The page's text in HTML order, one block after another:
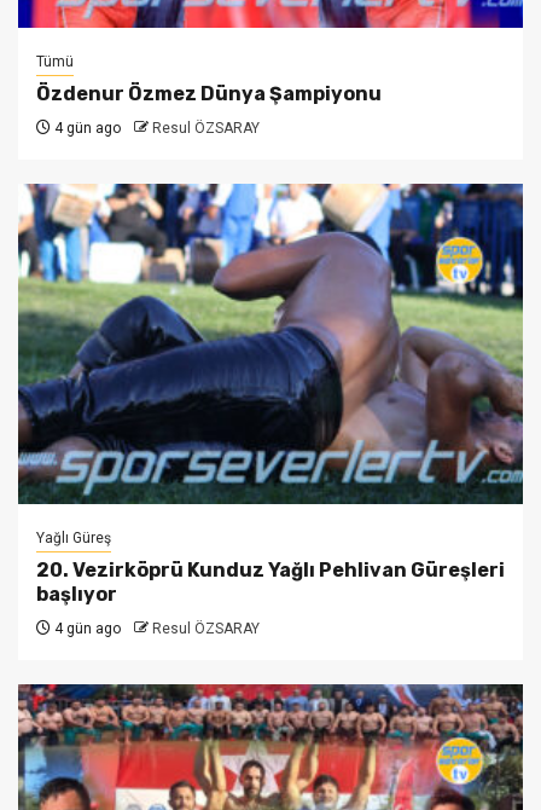
Tümü
Özdenur Özmez Dünya Şampiyonu
4 gün ago Resul ÖZSARAY
Yağlı Güreş
20. Vezirköprü Kunduz Yağlı Pehlivan Güreşleri
başlıyor
4 gün ago Resul ÖZSARAY